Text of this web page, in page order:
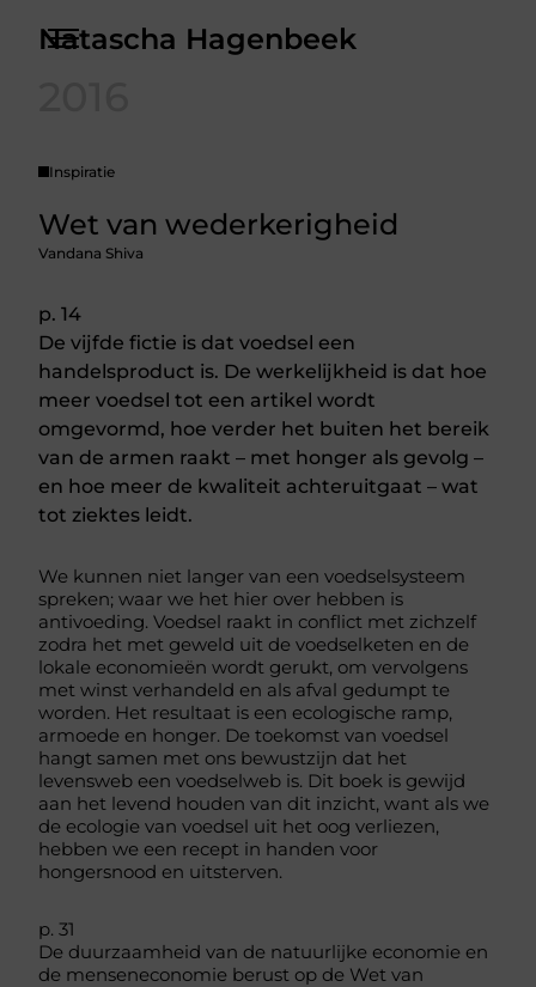
Natascha Hagenbeek
Inspiratie
Wet van wederkerigheid
Vandana Shiva
p. 14
De vijfde fictie is dat voedsel een
handelsproduct is. De werkelijkheid is dat hoe
meer voedsel tot een artikel wordt
omgevormd, hoe verder het buiten het bereik
van de armen raakt – met honger als gevolg –
en hoe meer de kwaliteit achteruitgaat – wat
tot ziektes leidt.
We kunnen niet langer van een voedselsysteem
spreken; waar we het hier over hebben is
antivoeding. Voedsel raakt in conflict met zichzelf
zodra het met geweld uit de voedselketen en de
lokale economieën wordt gerukt, om vervolgens
met winst verhandeld en als afval gedumpt te
worden. Het resultaat is een ecologische ramp,
armoede en honger. De toekomst van voedsel
hangt samen met ons bewustzijn dat het
levensweb een voedselweb is. Dit boek is gewijd
aan het levend houden van dit inzicht, want als we
de ecologie van voedsel uit het oog verliezen,
hebben we een recept in handen voor
hongersnood en uitsterven.
p. 31
De duurzaamheid van de natuurlijke economie en
de menseneconomie berust op de Wet van